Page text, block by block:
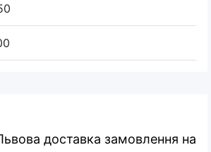
доставка замовлення на